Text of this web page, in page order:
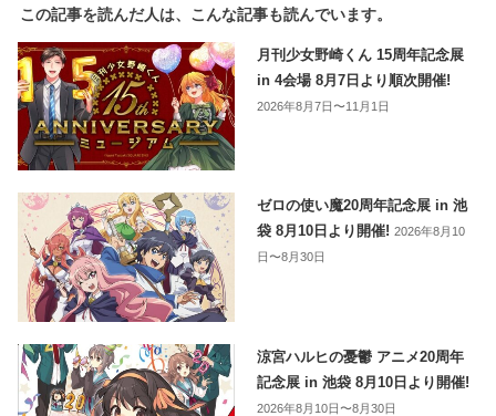
この記事を読んだ人は、こんな記事も読んでいます。
月刊少女野崎くん 15周年記念展
in 4会場 8月7日より順次開催!
2026年8月7日〜11月1日
ゼロの使い魔20周年記念展 in 池
袋 8月10日より開催!2026年8月10
日〜8月30日
涼宮ハルヒの憂鬱 アニメ20周年
記念展 in 池袋 8月10日より開催!
2026年8月10日〜8月30日